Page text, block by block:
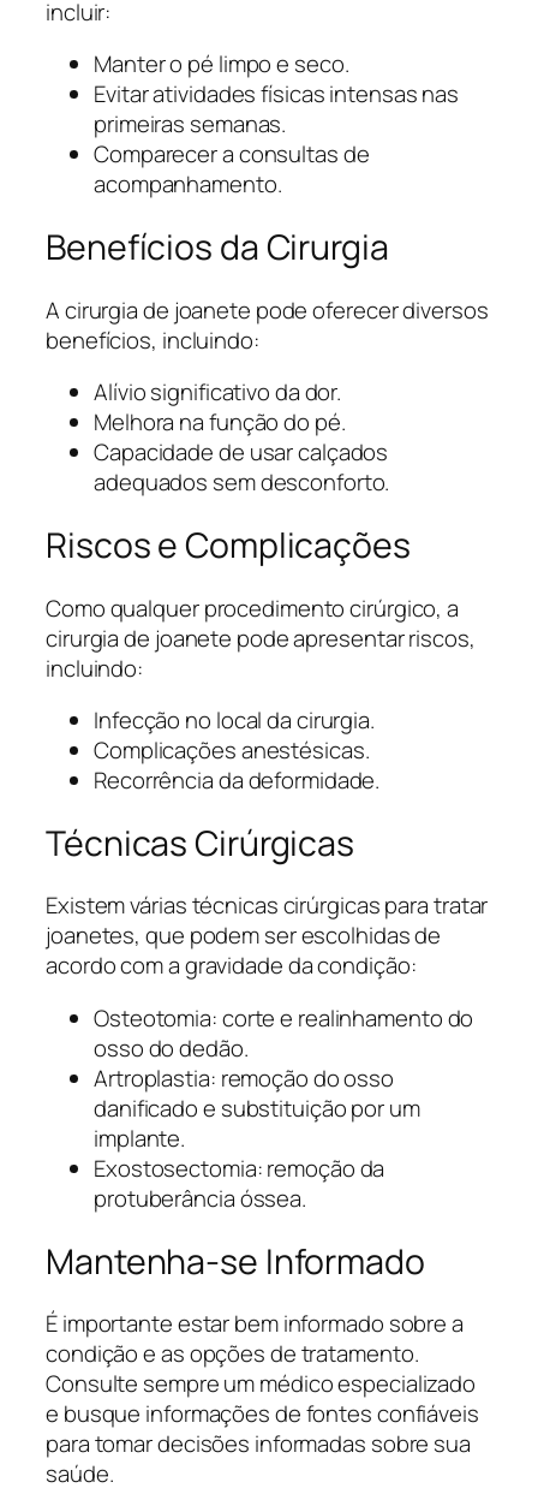
incluir:
Manter o pé limpo e seco.
Evitar atividades físicas intensas nas
primeiras semanas.
Comparecer a consultas de
acompanhamento.
Benefícios da Cirurgia
A cirurgia de joanete pode oferecer diversos
benefícios, incluindo:
Alívio significativo da dor.
Melhora na função do pé.
Capacidade de usar calçados
adequados sem desconforto.
Riscos e Complicações
Como qualquer procedimento cirúrgico, a
cirurgia de joanete pode apresentar riscos,
incluindo:
Infecção no local da cirurgia.
Complicações anestésicas.
Recorrência da deformidade.
Técnicas Cirúrgicas
Existem várias técnicas cirúrgicas para tratar
joanetes, que podem ser escolhidas de
acordo com a gravidade da condição:
Osteotomia: corte e realinhamento do
osso do dedão.
Artroplastia: remoção do osso
danificado e substituição por um
implante.
Exostosectomia: remoção da
protuberância óssea.
Mantenha-se Informado
É importante estar bem informado sobre a
condição e as opções de tratamento.
Consulte sempre um médico especializado
e busque informações de fontes confiáveis
para tomar decisões informadas sobre sua
saúde.